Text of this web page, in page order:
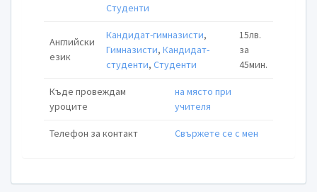
Студенти
Английски
език
Кандидат-гимназисти,
Гимназисти, Кандидат-
студенти, Студенти
15лв.
за
45мин.
Къде провеждам
уроците
на място при
учителя
Телефон за контакт Свържете се с мен